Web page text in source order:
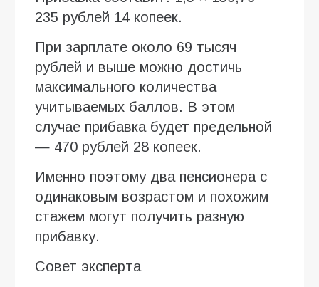
235 рублей 14 копеек.
При зарплате около 69 тысяч
рублей и выше можно достичь
максимального количества
учитываемых баллов. В этом
случае прибавка будет предельной
— 470 рублей 28 копеек.
Именно поэтому два пенсионера с
одинаковым возрастом и похожим
стажем могут получить разную
прибавку.
Совет эксперта